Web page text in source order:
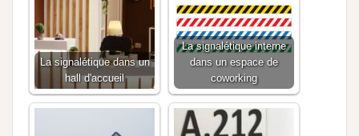
La signalétique dans un
hall d'accueil
La signalétique interne
dans un espace de
coworking